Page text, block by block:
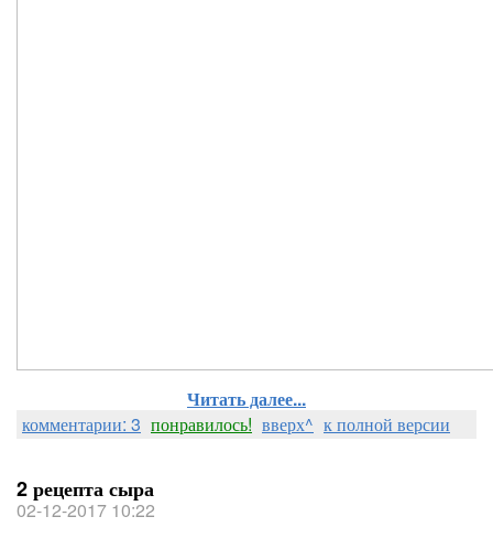
Читать далее...
комментарии: 3 понравилось! вверх^ к полной версии
2 рецепта сыра
02-12-2017 10:22